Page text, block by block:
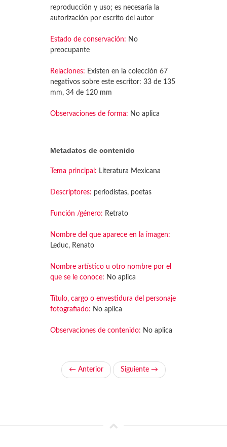
reproducción y uso; es necesaria la
autorización por escrito del autor
Estado de conservación: No
preocupante
Relaciones: Existen en la colección 67
negativos sobre este escritor: 33 de 135
mm, 34 de 120 mm
Observaciones de forma: No aplica
Metadatos de contenido
Tema principal: Literatura Mexicana
Descriptores: periodistas, poetas
Función /género: Retrato
Nombre del que aparece en la imagen:
Leduc, Renato
Nombre artístico u otro nombre por el
que se le conoce: No aplica
Título, cargo o envestidura del personaje
fotografiado: No aplica
Observaciones de contenido: No aplica
← Anterior Siguiente →